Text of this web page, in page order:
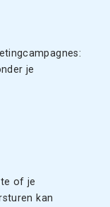
je
of je
kan